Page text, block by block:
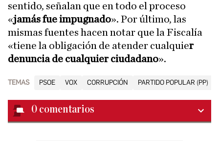
sentido, señalan que en todo el proceso
«jamás fue impugnado». Por último, las
mismas fuentes hacen notar que la Fiscalía
«tiene la obligación de atender cualquier
denuncia de cualquier ciudadano».
TEMAS PSOE VOX CORRUPCIÓN PARTIDO POPULAR (PP)
0 comentarios